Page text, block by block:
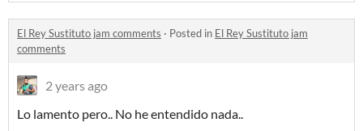
El Rey Sustituto jam comments · Posted in El Rey Sustituto jam
comments
2 years ago
Lo lamento pero.. No he entendido nada..